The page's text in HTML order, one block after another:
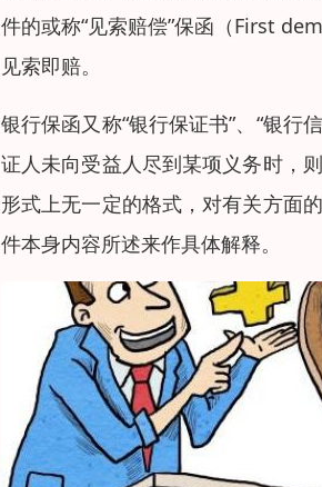
件的或称“见索赔偿”保函（First
见索即赔。
银行保函又称“银行保证书”、“银行
证人未向受益人尽到某项义务时，
形式上无一定的格式，对有关方面
件本身内容所述来作具体解释。